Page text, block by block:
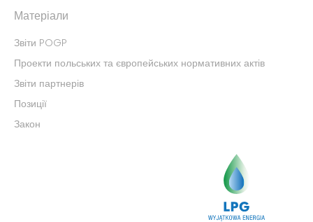
Матеріали
Звіти POGP
Проекти польських та європейських нормативних актів
Звіти партнерів
Позиції
Закон